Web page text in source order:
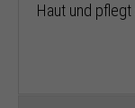
Haut und pflegt